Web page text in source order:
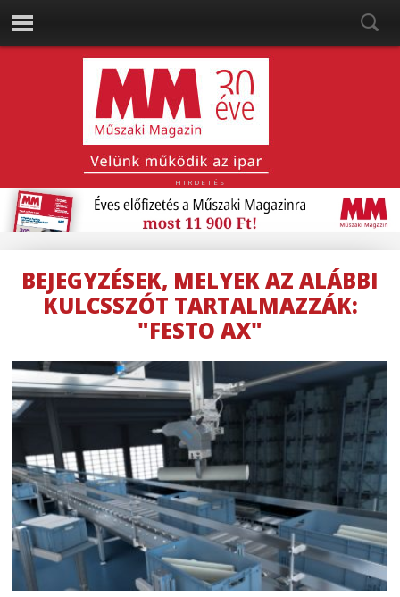
HIRDETÉS
BEJEGYZÉSEK, MELYEK AZ ALÁBBI
KULCSSZÓT TARTALMAZZÁK:
"FESTO AX"